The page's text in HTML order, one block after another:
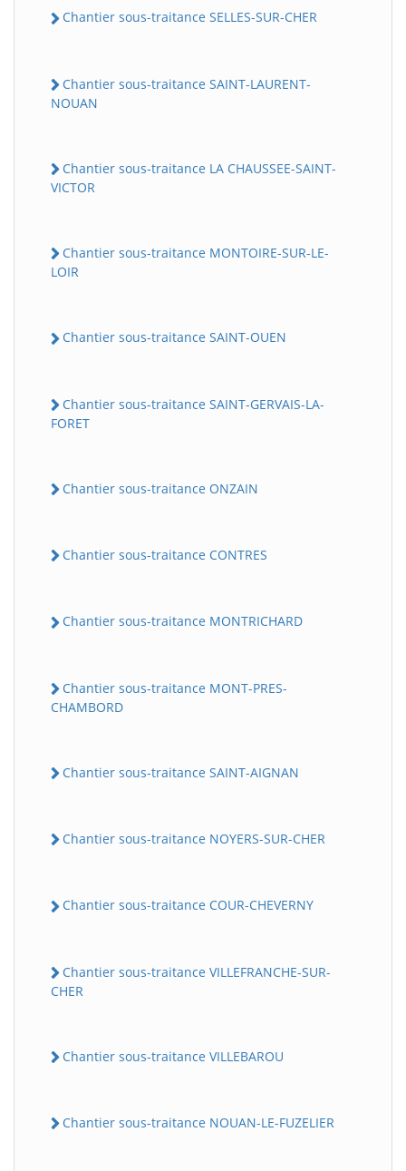
Chantier sous-traitance SELLES-SUR-CHER
Chantier sous-traitance SAINT-LAURENT-
NOUAN
Chantier sous-traitance LA CHAUSSEE-SAINT-
VICTOR
Chantier sous-traitance MONTOIRE-SUR-LE-
LOIR
Chantier sous-traitance SAINT-OUEN
Chantier sous-traitance SAINT-GERVAIS-LA-
FORET
Chantier sous-traitance ONZAIN
Chantier sous-traitance CONTRES
Chantier sous-traitance MONTRICHARD
Chantier sous-traitance MONT-PRES-
CHAMBORD
Chantier sous-traitance SAINT-AIGNAN
Chantier sous-traitance NOYERS-SUR-CHER
Chantier sous-traitance COUR-CHEVERNY
Chantier sous-traitance VILLEFRANCHE-SUR-
CHER
Chantier sous-traitance VILLEBAROU
Chantier sous-traitance NOUAN-LE-FUZELIER